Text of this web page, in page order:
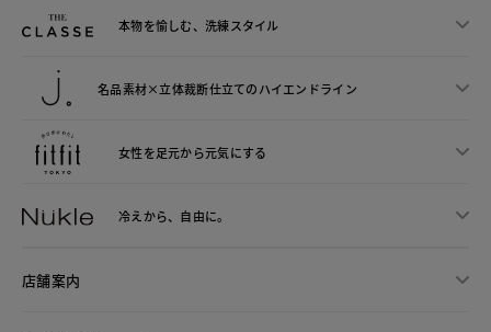
本物を愉しむ、洗練スタイル
名品素材×立体裁断仕立てのハイエンドライン
女性を足元から元気にする
冷えから、 自由に。
店舗案内